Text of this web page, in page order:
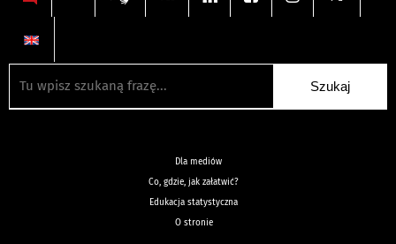
Dla mediów
Co, gdzie, jak załatwić?
Edukacja statystyczna
O stronie